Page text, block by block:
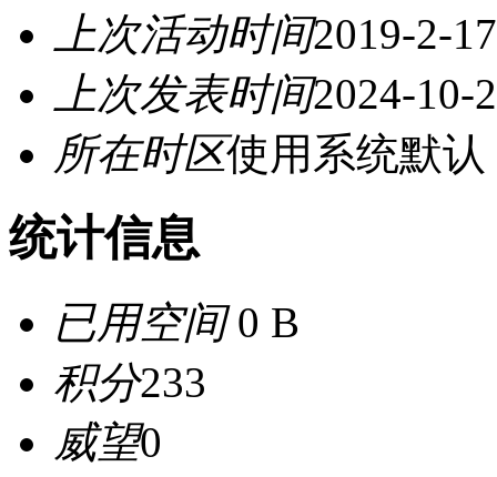
上次活动时间2019-2-
上次发表时间2024-10-
所在时区使用系统默认
统计信息
已用空间0 B
积分233
威望0